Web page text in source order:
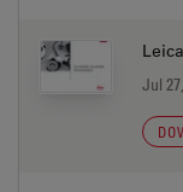
Jul